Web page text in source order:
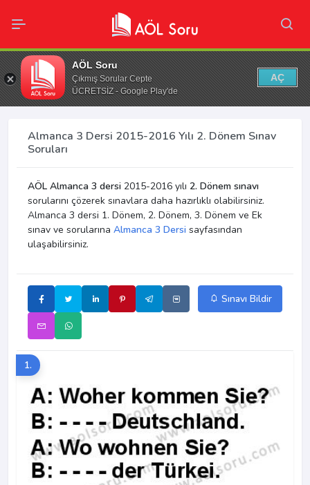
AÖL Soru
Çıkmış Sorular Cepte
ÜCRETSİZ - Google Play'de
AÇ
Almanca 3 Dersi 2015-2016 Yılı 2. Dönem Sınav
Soruları
AÖL Almanca 3 dersi 2015-2016 yılı 2. Dönem sınavı
sorularını çözerek sınavlara daha hazırlıklı olabilirsiniz.
Almanca 3 dersi 1. Dönem, 2. Dönem, 3. Dönem ve Ek
sınav ve sorularına Almanca 3 Dersi sayfasından
ulaşabilirsiniz.
Sınavı Bildir
1.